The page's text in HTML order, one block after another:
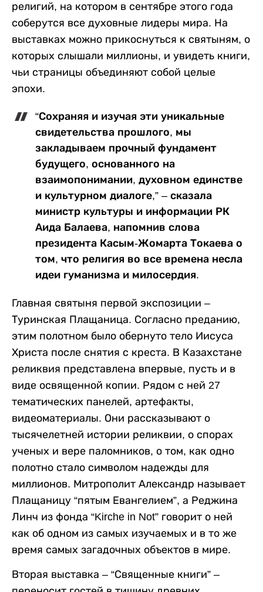
религий, на котором в сентябре этого года
соберутся все духовные лидеры мира. На
выставках можно прикоснуться к святыням, о
которых слышали миллионы, и увидеть книги,
чьи страницы объединяют собой целые
эпохи.
“Сохраняя и изучая эти уникальные
свидетельства прошлого, мы
закладываем прочный фундамент
будущего, основанного на
взаимопонимании, духовном единстве
и культурном диалоге,” – сказала
министр культуры и информации РК
Аида Балаева, напомнив слова
президента Касым-Жомарта Токаева о
том, что религия во все времена несла
идеи гуманизма и милосердия.
Главная святыня первой экспозиции –
Туринская Плащаница. Согласно преданию,
этим полотном было обернуто тело Иисуса
Христа после снятия с креста. В Казахстане
реликвия представлена впервые, пусть и в
виде освященной копии. Рядом с ней 27
тематических панелей, артефакты,
видеоматериалы. Они рассказывают о
тысячелетней истории реликвии, о спорах
ученых и вере паломников, о том, как одно
полотно стало символом надежды для
миллионов. Митрополит Александр называет
Плащаницу “пятым Евангелием”, а Реджина
Линч из фонда “Kirche in Not” говорит о ней
как об одном из самых изучаемых и в то же
время самых загадочных объектов в мире.
Вторая выставка – “Священные книги” –